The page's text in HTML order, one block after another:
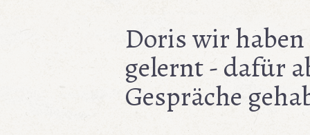
Doris wir
gelernt - dafür
Gespräche